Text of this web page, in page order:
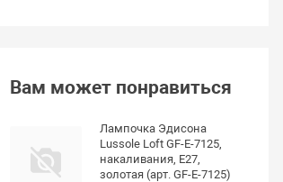
Вам может понравиться
Лампочка Эдисона
Lussole Loft GF-E-7125,
накаливания, E27,
золотая (арт. GF-E-7125)